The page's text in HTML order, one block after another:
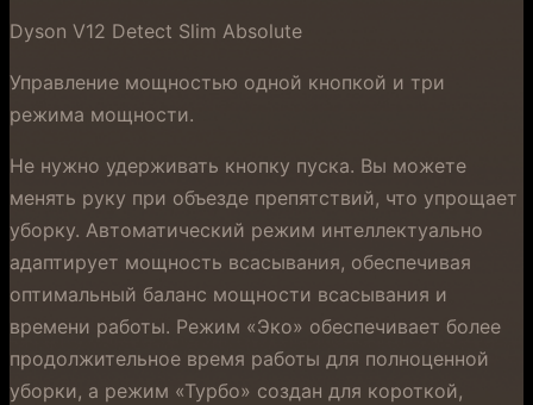
Dyson V12 Detect Slim Absolute
Управление мощностью одной кнопкой и три
режима мощности.
Не нужно удерживать кнопку пуска. Вы можете
менять руку при объезде препятствий, что упрощает
уборку. Автоматический режим интеллектуально
адаптирует мощность всасывания, обеспечивая
оптимальный баланс мощности всасывания и
времени работы. Режим «Эко» обеспечивает более
продолжительное время работы для полноценной
уборки, а режим «Турбо» создан для короткой,